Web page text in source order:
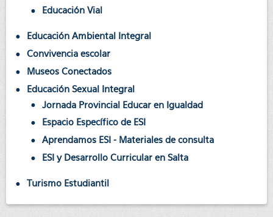
Educación Vial
Educación Ambiental Integral
Convivencia escolar
Museos Conectados
Educación Sexual Integral
Jornada Provincial Educar en Igualdad
Espacio Específico de ESI
Aprendamos ESI - Materiales de consulta
ESI y Desarrollo Curricular en Salta
Turismo Estudiantil